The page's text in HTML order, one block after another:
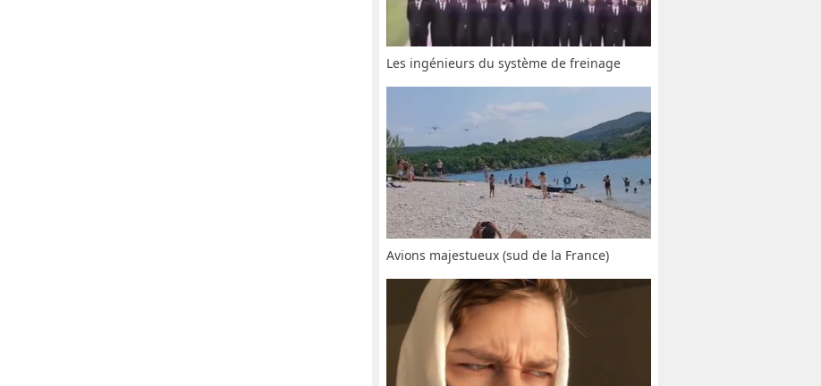
Les ingénieurs du système de freinage
Avions majestueux (sud de la France)